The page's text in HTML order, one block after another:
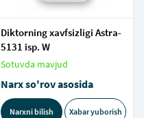
Diktorning xavfsizligi Astra-
5131 isp. W
Sotuvda mavjud
Narx so'rov asosida
Narxni bilish Xabar yuborish